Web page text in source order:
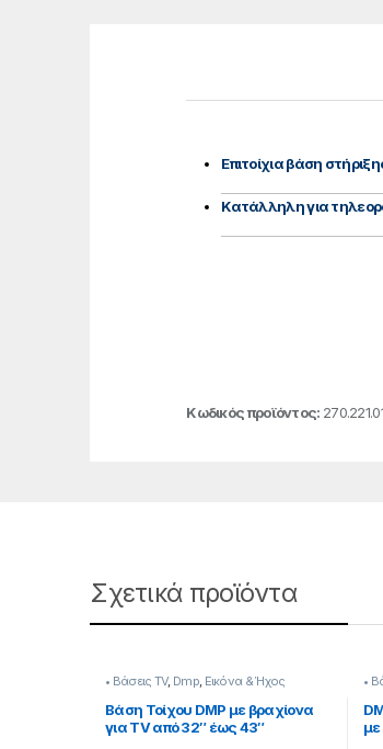
Επιτοίχια βάση
Κατάλληλη για
Κωδικός προϊόντος:
Σχετικά προϊόντα
• Βάσεις TV, Dmp, Εικόνα & Ήχος
Βάση Τοίχου DMP με βραχίονα
για TV από 32″ έως 43″
•